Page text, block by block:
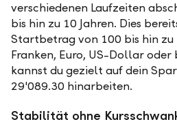
verschiedenen Laufzeiten
bis hin zu 10 Jahren. Dies
Startbetrag von 100 bis hin
Franken, Euro, US-Dollar oder
kannst du gezielt auf dein
29'089.30 hinarbeiten.
Stabilität ohne